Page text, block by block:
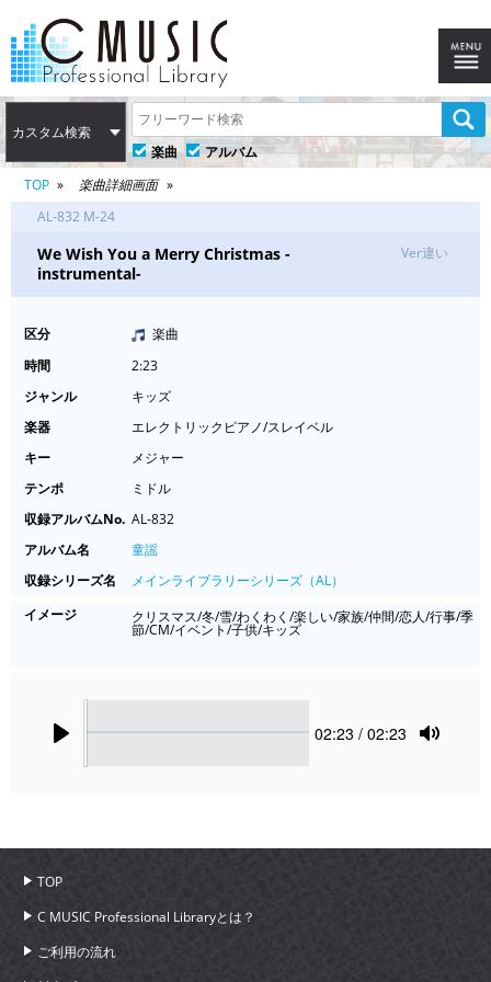
カスタム検索
楽曲
アルバム
TOP
楽曲詳細画面
AL-832 M-24
We Wish You a Merry Christmas -
instrumental-
Ver違い
区分
楽曲
時間
2:23
ジャンル
キッズ
楽器
エレクトリックピアノ/スレイベル
キー
メジャー
テンポ
ミドル
収録アルバムNo. AL-832
アルバム名
童謡
収録シリーズ名
メインライブラリーシリーズ（AL）
イメージ
クリスマス/冬/雪/わくわく/楽しい/家族/仲間/恋人/行事/季
節/CM/イベント/子供/キッズ
Current
02:23 / 02:23
TOP
C MUSIC Professional Libraryとは？
ご利用の流れ